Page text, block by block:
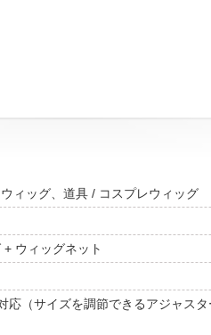
ィッグ、道具 / コスプレウィッグ
ウィッグネット
応（サイズを調節できるアジャス